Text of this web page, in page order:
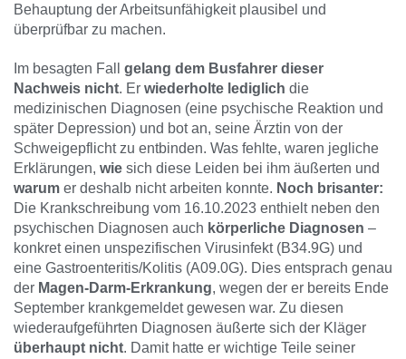
Behauptung der Arbeitsunfähigkeit plausibel und
überprüfbar zu machen.
Im besagten Fall gelang dem Busfahrer dieser
Nachweis nicht. Er wiederholte lediglich die
medizinischen Diagnosen (eine psychische Reaktion und
später Depression) und bot an, seine Ärztin von der
Schweigepflicht zu entbinden. Was fehlte, waren jegliche
Erklärungen, wie sich diese Leiden bei ihm äußerten und
warum er deshalb nicht arbeiten konnte. Noch brisanter:
Die Krankschreibung vom 16.10.2023 enthielt neben den
psychischen Diagnosen auch körperliche Diagnosen –
konkret einen unspezifischen Virusinfekt (B34.9G) und
eine Gastroenteritis/Kolitis (A09.0G). Dies entsprach genau
der Magen-Darm-Erkrankung, wegen der er bereits Ende
September krankgemeldet gewesen war. Zu diesen
wiederaufgeführten Diagnosen äußerte sich der Kläger
überhaupt nicht. Damit hatte er wichtige Teile seiner